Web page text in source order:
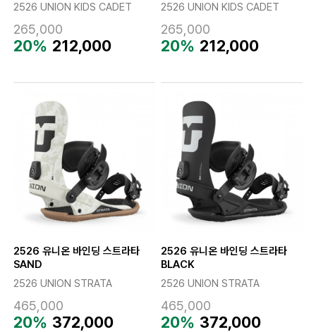
2526 UNION KIDS CADET
265,000
20% 212,000
2526 UNION KIDS CADET
265,000
20% 212,000
2526 유니온 바인딩 스트라타
SAND
2526 UNION STRATA
465,000
20% 372,000
2526 유니온 바인딩 스트라타
BLACK
2526 UNION STRATA
465,000
20% 372,000